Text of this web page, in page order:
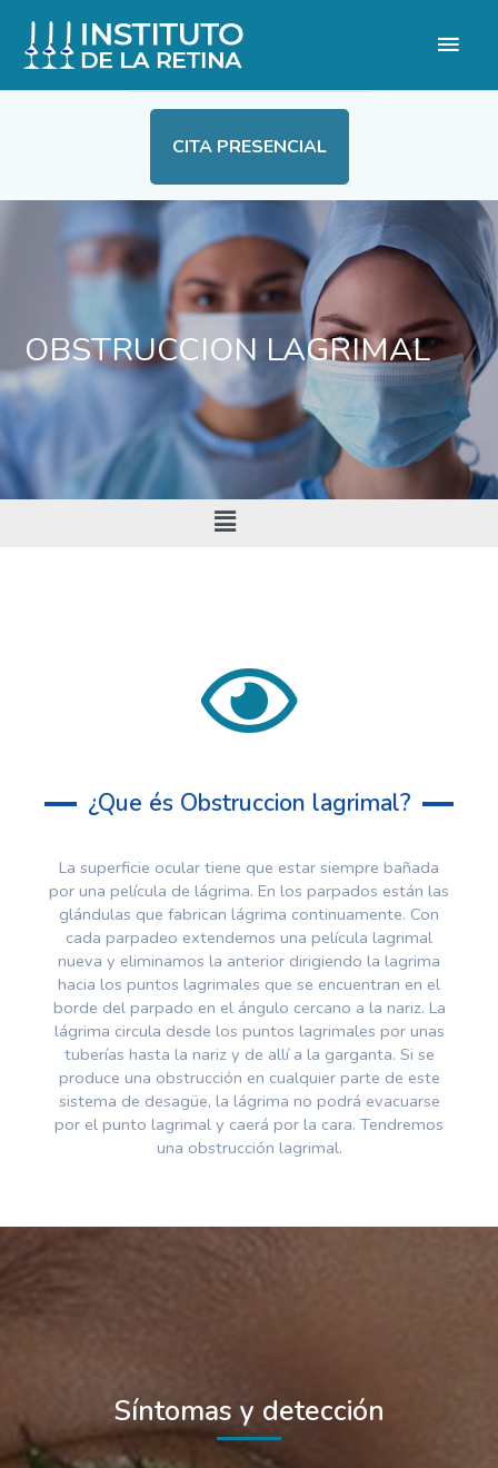
CITA PRESENCIAL
OBSTRUCCION LAGRIMAL
¿Que és Obstruccion lagrimal?
La superficie ocular tiene que estar siempre bañada
por una película de lágrima. En los parpados están las
glándulas que fabrican lágrima continuamente. Con
cada parpadeo extendemos una película lagrimal
nueva y eliminamos la anterior dirigiendo la lagrima
hacia los puntos lagrimales que se encuentran en el
borde del parpado en el ángulo cercano a la nariz. La
lágrima circula desde los puntos lagrimales por unas
tuberías hasta la nariz y de allí a la garganta. Si se
produce una obstrucción en cualquier parte de este
sistema de desagüe, la lágrima no podrá evacuarse
por el punto lagrimal y caerá por la cara. Tendremos
una obstrucción lagrimal.
Síntomas y detección